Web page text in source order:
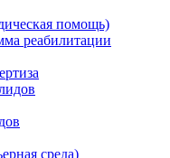
помощь)
реабилитации
среда)